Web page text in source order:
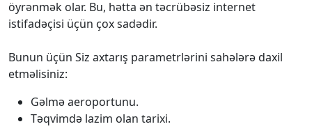
öyrənmək olar. Bu, hətta ən təcrübəsiz internet
istifadəçisi üçün çox sadədir.
Bunun üçün Siz axtarış parametrlərini sahələrə daxil
etməlisiniz:
Gəlmə aeroportunu.
Təqvimdə lazim olan tarixi.